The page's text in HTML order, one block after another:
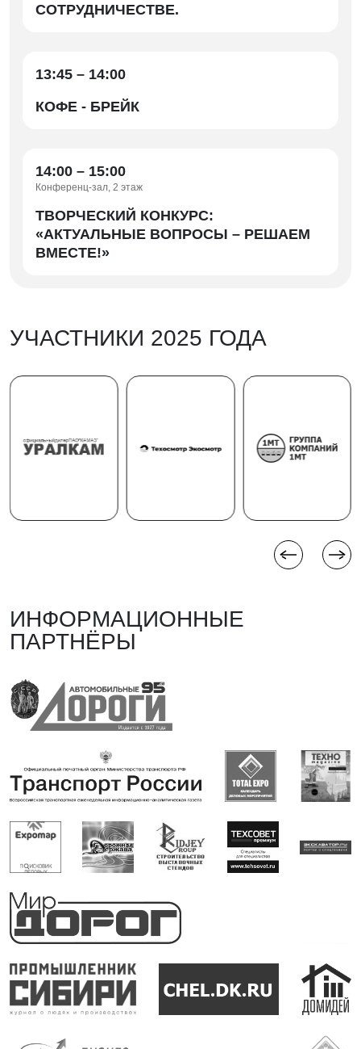
СОТРУДНИЧЕСТВЕ.
13:45 – 14:00
КОФЕ - БРЕЙК
14:00 – 15:00
Конференц-зал, 2 этаж
ТВОРЧЕСКИЙ КОНКУРС:
«АКТУАЛЬНЫЕ ВОПРОСЫ – РЕШАЕМ
ВМЕСТЕ!»
УЧАСТНИКИ 2025 ГОДА
ИНФОРМАЦИОННЫЕ
ПАРТНЁРЫ